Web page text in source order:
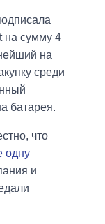
на сумму 4
на
среди
батарея.
что
одну
и